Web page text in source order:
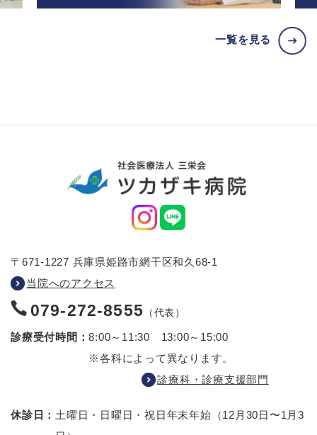
一覧を見る
〒671-1227 兵庫県姫路市網干区和久68-1
当院へのアクセス
079-272-8555 （代表）
診療受付時間：8:00～11:30 13:00～15:00
※各科によって異なります。
診療科・診療支援部門
休診日： 土曜日・日曜日・祝日年末年始（12月30日〜1月3